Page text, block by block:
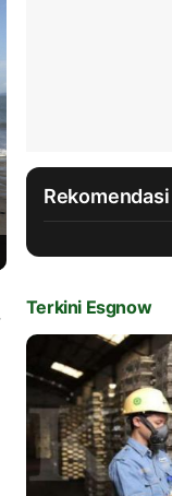
Rekomendasi
Terkini Esgnow